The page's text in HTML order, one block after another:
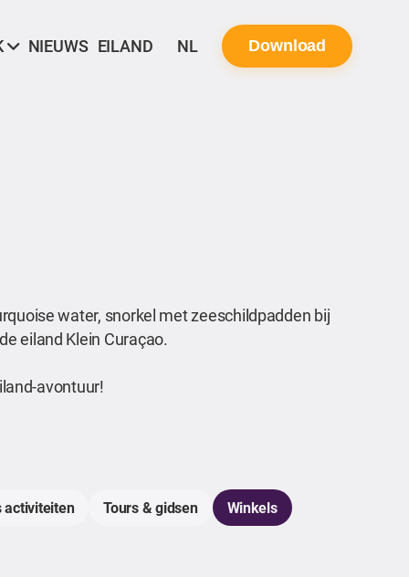
NIEUWS EILAND NL Download
water, snorkel met zeeschildpadden bij
eiland Klein Curaçao.
avontuur!
activiteiten Tours & gidsen Winkels